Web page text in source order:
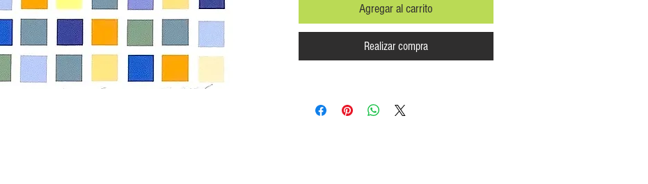
Agregar al carrito
Realizar compra